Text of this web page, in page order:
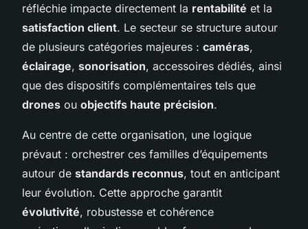
réfléchie impacte directement la rentabilité et la
satisfaction client. Le secteur se structure autour
de plusieurs catégories majeures : caméras,
éclairage, sonorisation, accessoires dédiés, ainsi
que des dispositifs complémentaires tels que
drones ou objectifs haute précision.
Au centre de cette organisation, une logique
prévaut : orchestrer ces familles d’équipements
autour de standards reconnus, tout en anticipant
leur évolution. Cette approche garantit
évolutivité, robustesse et cohérence